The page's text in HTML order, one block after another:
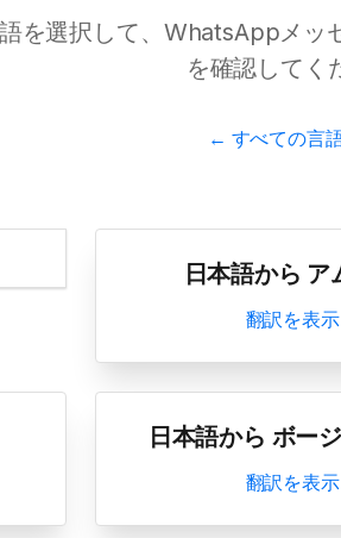
を選択して、WhatsAppメッ
を確認してく
← すべての言
日本語から ア
翻訳を表
日本語から ボー
翻訳を表